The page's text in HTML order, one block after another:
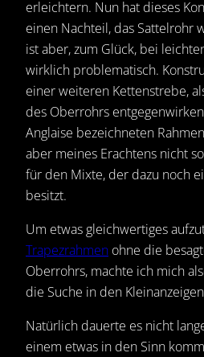
erleichtern. Nun hat dieses
einen Nachteil, das Sattelrohr
ist aber, zum Glück, bei
wirklich problematisch.
einer weiteren Kettenstrebe,
des Oberrohrs
Anglaise bezeichneten
aber meines Erachtens nicht
für den Mixte, der dazu noch
besitzt.
Um etwas gleichwertiges
Trapezrahmen ohne die
Oberrohrs, machte ich mich
die Suche in den
Natürlich dauerte es nicht
einem etwas in den Sinn